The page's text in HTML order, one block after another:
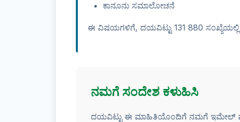
ಕಾನೂನು ಸಮಾಲೋಚನೆ
ಈ ವಿಷಯಗಳಿಗೆ, ದಯವಿಟ್ಟು 131 880
ನಮಗೆ ಸಂದೇಶ ಕಳುಹಿಸಿ
ದಯವಿಟ್ಟು ಈ ಮಾಹಿತಿಯೊಂದಿಗೆ ನಮಗೆ ಇಮೇಲ್